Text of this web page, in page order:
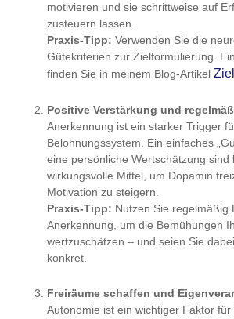
motivieren und sie schrittweise auf
zusteuern lassen.
Praxis-Tipp: Verwenden Sie die
Gütekriterien zur Zielformulierung.
finden Sie in meinem Blog-Artikel
Positive Verstärkung und
Anerkennung ist ein starker Trigger
Belohnungssystem. Ein einfaches
eine persönliche Wertschätzung sind
wirkungsvolle Mittel, um Dopamin
Motivation zu steigern.
Praxis-Tipp: Nutzen Sie regelmäßig
Anerkennung, um die Bemühungen
wertzuschätzen – und seien Sie
konkret.
Freiräume schaffen und
Autonomie ist ein wichtiger Faktor für